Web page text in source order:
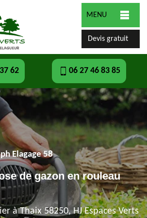
MENU
Devis gratuit
62 06 27 46 83 85
Elagage 58
de gazon en rouleau
à Thaix 58250, HJ Espaces Verts